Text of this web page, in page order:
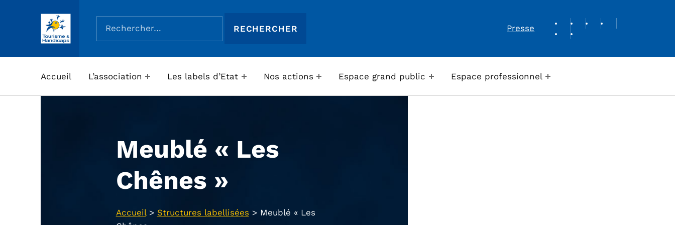
ASSOCIATION TOURISME ET HANDICAPS
Rechercher :
Presse
REVUE DE PRESSE
Accueil L’association Les labels d’Etat Nos actions Espace grand public Espace professionnel
Meublé « Les
Chênes »
Accueil> Structures labellisées > Meublé « Les